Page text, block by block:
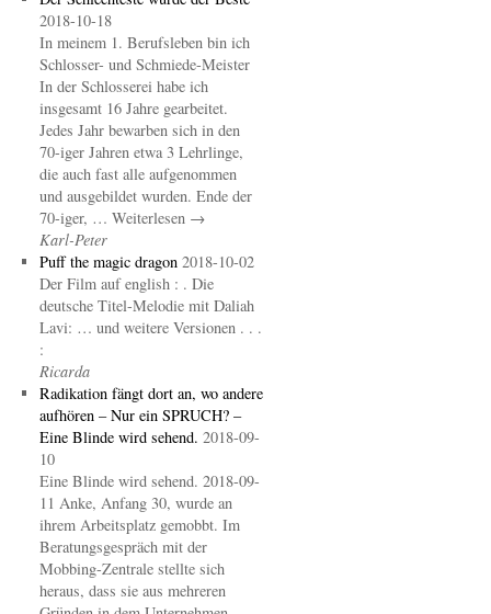
2018-10-18
In meinem 1. Berufsleben bin ich
Schlosser- und Schmiede-Meister
In der Schlosserei habe ich
insgesamt 16 Jahre gearbeitet.
Jedes Jahr bewarben sich in den
70-iger Jahren etwa 3 Lehrlinge,
die auch fast alle aufgenommen
und ausgebildet wurden. Ende der
70-iger, … Weiterlesen →
Karl-Peter
Puff the magic dragon 2018-10-02
Der Film auf english : . Die
deutsche Titel-Melodie mit Daliah
Lavi: … und weitere Versionen . . .
:
Ricarda
Radikation fängt dort an, wo andere
aufhören – Nur ein SPRUCH? –
Eine Blinde wird sehend. 2018-09-
10
Eine Blinde wird sehend. 2018-09-
11 Anke, Anfang 30, wurde an
ihrem Arbeitsplatz gemobbt. Im
Beratungsgespräch mit der
Mobbing-Zentrale stellte sich
heraus, dass sie aus mehreren